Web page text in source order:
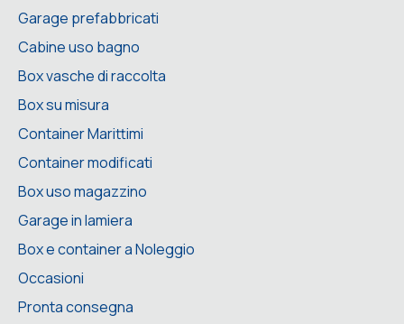
Garage prefabbricati
Cabine uso bagno
Box vasche di raccolta
Box su misura
Container Marittimi
Container modificati
Box uso magazzino
Garage in lamiera
Box e container a Noleggio
Occasioni
Pronta consegna